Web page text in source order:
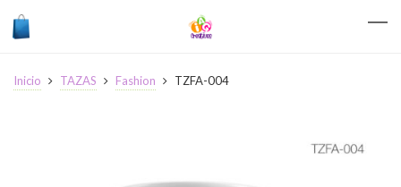
Inicio TAZAS Fashion TZFA-004